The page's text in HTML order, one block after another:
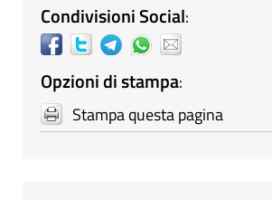
Condivisioni Social:
Opzioni di stampa:
Stampa questa pagina